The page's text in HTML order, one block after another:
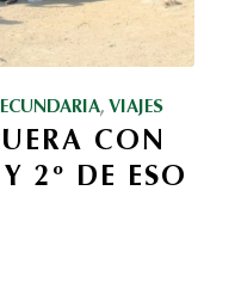
, VIAJES
CON
2º DE ESO